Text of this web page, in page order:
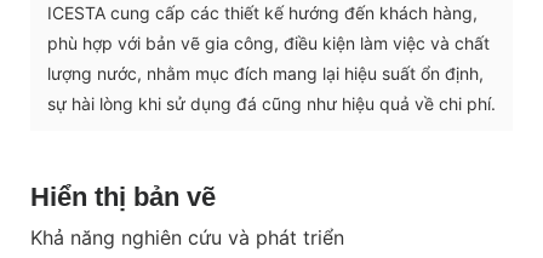
ICESTA cung cấp các thiết kế hướng đến khách hàng,
phù hợp với bản vẽ gia công, điều kiện làm việc và chất
lượng nước, nhằm mục đích mang lại hiệu suất ổn định,
sự hài lòng khi sử dụng đá cũng như hiệu quả về chi phí.
Hiển thị bản vẽ
Khả năng nghiên cứu và phát triển